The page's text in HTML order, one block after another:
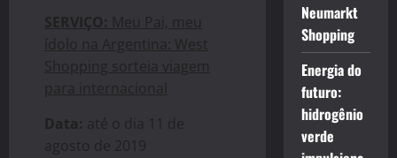
SERVIÇO: Meu Pai, meu
ídolo na Argentina: West
Shopping sorteia viagem
para internacional
Data: até o dia 11 de
agosto de 2019
Neumarkt
Shopping
Energia do
futuro:
hidrogênio
verde